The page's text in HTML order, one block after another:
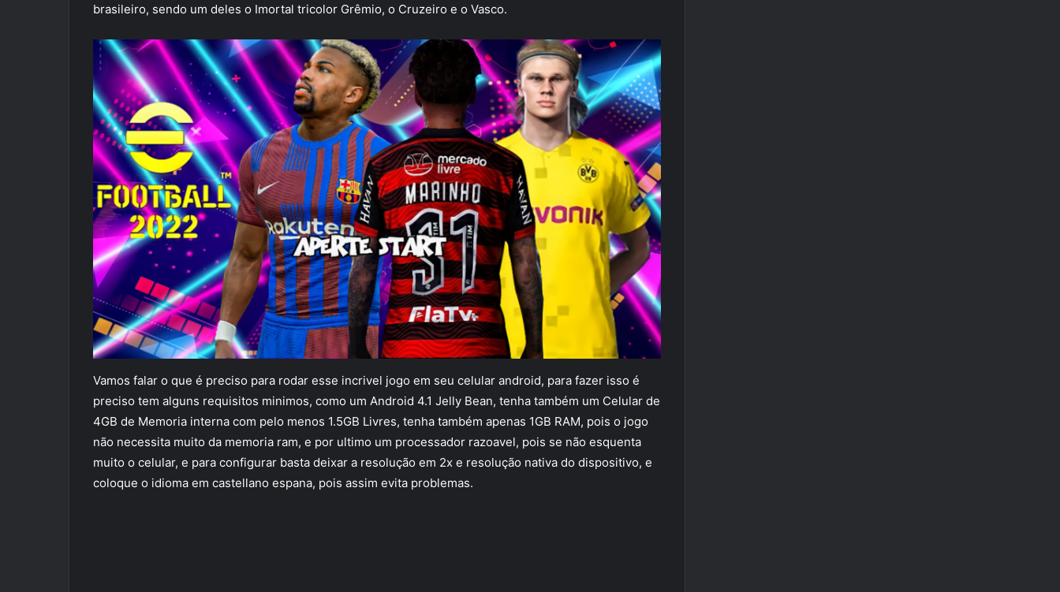
brasileiro, sendo um deles o Imortal tricolor Grêmio, o Cruzeiro e o Vasco.
Vamos falar o que é preciso para rodar esse incrivel jogo em seu celular android, para fazer isso é
preciso tem alguns requisitos minimos, como um Android 4.1 Jelly Bean, tenha também um Celular de
4GB de Memoria interna com pelo menos 1.5GB Livres, tenha também apenas 1GB RAM, pois o jogo
não necessita muito da memoria ram, e por ultimo um processador razoavel, pois se não esquenta
muito o celular, e para configurar basta deixar a resolução em 2x e resolução nativa do dispositivo, e
coloque o idioma em castellano espana, pois assim evita problemas.